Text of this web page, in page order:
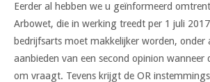
Eerder al hebben we u geïnformeerd
Arbowet, die in werking treedt per 1 juli
bedrijfsarts moet makkelijker worden, onder
aanbieden van een second opinion wanneer
om vraagt. Tevens krijgt de OR